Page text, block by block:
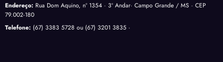
Endereço: Rua Dom Aquino, nº 1354 · 3º Andar· Campo Grande / MS · CEP
79.002-180
Telefone: (67) 3383 5728 ou (67) 3201 3835 ·